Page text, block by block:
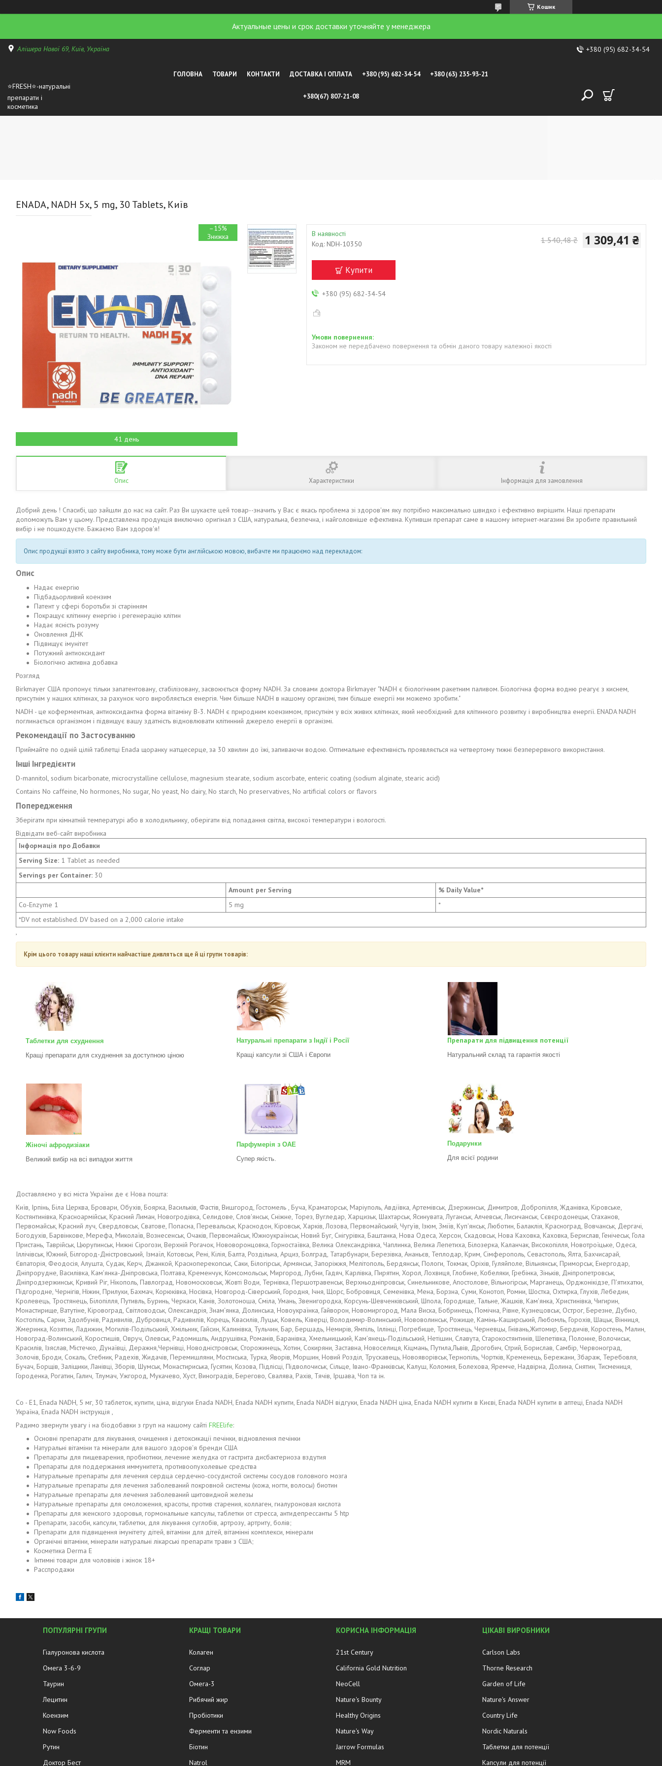
Кошик
Актуальные цены и срок доставки уточняйте у менеджера
Алішера Навої 69, Київ, Україна +380 (95) 682-34-54
⭐FRESH⭐-натуральні
препарати і
косметика
ГОЛОВНА ТОВАРИ КОНТАКТИ ДОСТАВКА І ОПЛАТА +380 (95) 682-34-54 +380 (63) 235-93-21
+380(67) 807-21-08
ENADA, NADH 5x, 5 mg, 30 Tablets, Київ
–15%
41 день
В наявності
Код: NDH-10350 1 540,48 ₴ 1 309,41 ₴
Купити
+380 (95) 682-34-54
Законом не передбачено повернення та обмін даного товару належної якості
Опис Характеристики Інформація для замовлення
Добрий день ! Спасибі, що зайшли до нас на сайт. Раз Ви шукаєте цей товар--значить у Вас є якась проблема зі здоров'ям яку потрібно максимально швидко і ефективно вирішити. Наші препарати
допоможуть Вам у цьому. Представлена продукція виключно оригінал з США, натуральна, безпечна, і найголовніше ефективна. Купивши препарат саме в нашому інтернет-магазині Ви зробите правильний
вибір і не пошкодуєте. Бажаємо Вам здоров'я!
Опис продукції взято з сайту виробника, тому може бути англійською мовою, вибачте ми працюємо над перекладом:
Опис
Надає енергію
Підбадьорливий коензим
Патент у сфері боротьби зі старінням
Покращує клітинну енергію і регенерацію клітин
Надає ясність розуму
Оновлення ДНК
Підвищує імунітет
Потужний антиоксидант
Біологічно активна добавка
Розгляд
Birkmayer США пропонує тільки запатентовану, стабілізовану, засвоюється форму NADH. За словами доктора Birkmayer "NADH є біологічним ракетним паливом. Біологічна форма водню реагує з киснем,
присутнім у наших клітинах, за рахунок чого виробляється енергія. Чим більше NADH в нашому організмі, тим більше енергії ми можемо зробити."
NADH - це коферментная, антиоксидантна форма вітаміну B-3. NADH є природним коензимом, присутнім у всіх живих клітинах, який необхідний для клітинного розвитку і виробництва енергії. ENADA NADH
поглинається організмом і підвищує вашу здатність відновлювати клітинний джерело енергії в організмі.
Рекомендації по Застосуванню
Приймайте по одній цілій таблетці Enada щоранку натщесерце, за 30 хвилин до їжі, запиваючи водою. Оптимальне ефективність проявляється на четвертому тижні безперервного використання.
Інші Інгредієнти
D-mannitol, sodium bicarbonate, microcrystalline cellulose, magnesium stearate, sodium ascorbate, enteric coating (sodium alginate, stearic acid)
Contains No caffeine, No hormones, No sugar, No yeast, No dairy, No starch, No preservatives, No artificial colors or flavors
Попередження
Зберігати при кімнатній температурі або в холодильнику, оберігати від попадання світла, високої температури і вологості.
Відвідати веб-сайт виробника
Інформація про Добавки
Serving Size: 1 Tablet as needed
Servings per Container: 30
Amount per Serving
% Daily Value*
Co-Enzyme 1
5 mg
*
*DV not established. DV based on a 2,000 calorie intake
,
Крім цього товару наші клієнти найчастіше дивляться ще й ці групи товарів:
Таблетки для схуднення
Кращі препарати для схуднення за доступною ціною
Натуральні препарати з Індії і Росії
Кращі капсули зі США і Європи
Препарати для підвищення потенції
Натуральний склад та гарантія якості
Жіночі афродизіаки
Великий вибір на всі випадки життя
Парфумерія з ОАЕ
Супер якість.
Подарунки
Для всієї родини
Доставляємо у всі міста України де є Нова пошта:
Київ, Ірпінь, Біла Церква, Бровари, Обухів, Боярка, Васильків, Фастів, Вишгород, Гостомель , Буча, Краматорськ, Маріуполь, Авдіївка, Артемівськ, Дзержинськ, Димитров, Добропілля, Жданівка, Кіровське,
Костянтинівка, Красноармійськ, Красний Лиман, Новогродівка, Селидове, Слов'янськ, Сніжне, Торез, Вугледар, Харцизьк, Шахтарськ, Ясинувата, Луганськ, Алчевськ, Лисичанськ, Сєвєродонецьк, Стаханов,
Первомайськ, Красний луч, Свердловськ, Сватове, Попасна, Перевальськ, Краснодон, Кіровськ, Харків, Лозова, Первомайський, Чугуїв, Ізюм, Зміїв, Куп'янськ, Люботин, Балаклія, Красноград, Вовчанськ, Дергачі,
Богодухів, Барвінкове, Мерефа, Миколаїв, Вознесенськ, Очаків, Первомайськ, Южноукраїнськ, Новий Буг, Снігурівка, Баштанка, Нова Одеса, Херсон, Скадовськ, Нова Каховка, Каховка, Берислав, Генічеськ, Гола
Пристань, Таврійськ, Цюрупинськ, Нижні Сірогози, Верхній Рогачок, Нововоронцовка, Горностаївка, Велика Олександрівка, Чаплинка, Велика Лепетиха, Білозерка, Каланчак, Високопілля, Новотроїцьке, Одеса,
Іллічівськ, Южний, Білгород-Дністровський, Ізмаїл, Котовськ, Рені, Кілія, Балта, Роздільна, Арциз, Болград, Татарбунари, Березівка, Ананьєв, Теплодар, Крим, Сімферополь, Севастополь, Ялта, Бахчисарай,
Євпаторія, Феодосія, Алушта, Судак, Керч, Джанкой, Красноперекопськ, Саки, Білогірськ, Армянськ, Запоріжжя, Мелітополь, Бердянськ, Пологи, Токмак, Оріхів, Гуляйполе, Вільнянськ, Приморськ, Енергодар,
Дніпрорудне, Василівка, Кам'янка-Дніпровська, Полтава, Кременчук, Комсомольськ, Миргород, Лубни, Гадяч, Карлівка, Пирятин, Хорол, Лохвиця, Глобине, Кобеляки, Гребінка, Зіньків, Дніпропетровськ,
Дніпродзержинськ, Кривий Ріг, Нікополь, Павлоград, Новомосковськ, Жовті Води, Тернівка, Першотравенськ, Верхньодніпровськ, Синельникове, Апостолове, Вільногірськ, Марганець, Орджонікідзе, П'ятихатки,
Підгородне, Чернігів, Ніжин, Прилуки, Бахмач, Корюківка, Носівка, Новгород-Сіверський, Городня, Ічня, Щорс, Бобровиця, Семенівка, Мена, Борзна, Суми, Конотоп, Ромни, Шостка, Охтирка, Глухів, Лебедин,
Кролевець, Тростянець, Білопілля, Путивль, Буринь, Черкаси, Канів, Золотоноша, Сміла, Умань, Звенигородка, Корсунь-Шевченківський, Шпола, Городище, Тальне, Жашків, Кам'янка, Христинівка, Чигирин,
Монастирище, Ватутіне, Кіровоград, Світловодськ, Олександрія, Знам'янка, Долинська, Новоукраїнка, Гайворон, Новомиргород, Мала Виска, Бобринець, Помічна, Рівне, Кузнецовськ, Острог, Березне, Дубно,
Костопіль, Сарни, Здолбунів, Радивилів, Дубровиця, Радивилів, Корець, Квасилів, Луцьк, Ковель, Ківерці, Володимир-Волинський, Нововолинськ, Рожище, Камінь-Каширський, Любомль, Горохів, Шацьк, Вінниця,
Жмеринка, Козятин, Ладижин, Могилів-Подільський, Хмільник, Гайсин, Калинівка, Тульчин, Бар, Бершадь, Немирів, Ямпіль, Іллінці, Погребище, Тростянець, Черневцы, Гнівань,Житомир, Бердичів, Коростень, Малин,
Новоград-Волинський, Коростишів, Овруч, Олевськ, Радомишль, Андрушівка, Романів, Баранівка, Хмельницький, Кам'янець-Подільський, Нетішин, Славута, Старокостянтинів, Шепетівка, Полонне, Волочиськ,
Красилів, Ізяслав, Містечко, Дунаївці, Деражня,Чернівці, Новодністровськ, Сторожинець, Хотин, Сокиряни, Заставна, Новоселиця, Кіцмань, Путила,Львів, Дрогобич, Стрий, Борислав, Самбір, Червоноград,
Золочів, Броди, Сокаль, Стебник, Радехів, Жидачів, Перемишляни, Мостиська, Турка, Яворів, Моршин, Новий Розділ, Трускавець, Новояворівськ,Тернопіль, Чортків, Кременець, Бережани, Збараж, Теребовля,
Бучач, Борщів, Заліщики, Ланівці, Зборів, Шумськ, Монастириська, Гусятин, Козова, Підлісці, Підволочиськ, Сільце, Івано-Франківськ, Калуш, Коломия, Болехова, Яремче, Надвірна, Долина, Снятин, Тисмениця,
Городенка, Рогатин, Галич, Тлумач, Ужгород, Мукачево, Хуст, Виноградів, Берегово, Свалява, Рахів, Тячів, Іршава, Чоп та ін.
Co - E1, Enada NADH, 5 мг, 30 таблеток, купити, ціна, відгуки Enada NADH, Enada NADH купити, Enada NADH відгуки, Enada NADH ціна, Enada NADH купити в Києві, Enada NADH купити в аптеці, Enada NADH
Україна, Enada NADH інструкція ,
Радимо звернути увагу і на біодобавки з груп на нашому сайті FREElife:
Основні препарати для лікування, очищення і детоксикації печінки, відновлення печінки
Натуральні вітаміни та мінерали для вашого здоров'я бренди США
Препараты для пищеварения, пробиотики, лечение желудка от гастрита дисбактериоза вздутия
Препараты для поддержания иммунитета, противоопухолевые средства
Натуральные препараты для лечения сердца сердечно-сосудистой системы сосудов головного мозга
Натуральные препараты для лечения заболеваний покровной системы (кожа, ногти, волосы) биотин
Натуральные препараты для лечения заболеваний щитовидной железы
Натуральные препараты для омоложения, красоты, против старения, коллаген, гиалуроновая кислота
Препараты для женского здоровья, гормональные капсулы, таблетки от стресса, антидепрессанты 5 htp
Препарати, засоби, капсули, таблетки, для лікування суглобів, артрозу, артриту, болів;
Препарати для підвищення імунітету дітей, вітаміни для дітей, вітамінні комплекси, мінерали
Органічні вітаміни, мінерали натуральні лікарські препарати трави з США;
Косметика Derma E
Інтимні товари для чоловіків і жінок 18+
Расспродажи
ПОПУЛЯРНІ ГРУПИ
Гіалуронова кислота
Омега 3-6-9
Таурин
Лецитин
Коензим
Now Foods
Рутин
Доктор Бест
КРАЩІ ТОВАРИ
Колаген
Соглар
Омега-3
Рибячий жир
Пробіотики
Ферменти та ензими
Біотин
Natrol
КОРИСНА ІНФОРМАЦІЯ
21st Century
California Gold Nutrition
NeoCell
Nature's Bounty
Healthy Origins
Nature's Way
Jarrow Formulas
MRM
ЦІКАВІ ВИРОБНИКИ
Carlson Labs
Thorne Research
Garden of Life
Nature's Answer
Country Life
Nordic Naturals
Таблетки для потенції
Капсули для потенції